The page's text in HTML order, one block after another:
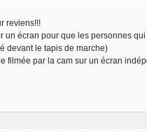
reviens!!!
écran pour que les personnes
devant le tapis de marche)
filmée par la cam sur un écran